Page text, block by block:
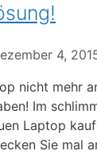
4,
nicht mehr
Im
Laptop
Sie mal